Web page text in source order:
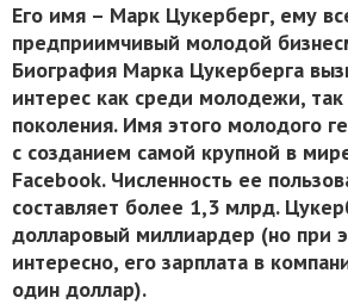
Его имя – Марк Цукерберг, ему
предприимчивый молодой
Биография Марка Цукерберга
интерес как среди молодежи,
поколения. Имя этого молодого
с созданием самой крупной в
Facebook. Численность ее
составляет более 1,3 млрд.
долларовый миллиардер (но при
интересно, его зарплата в
один доллар).